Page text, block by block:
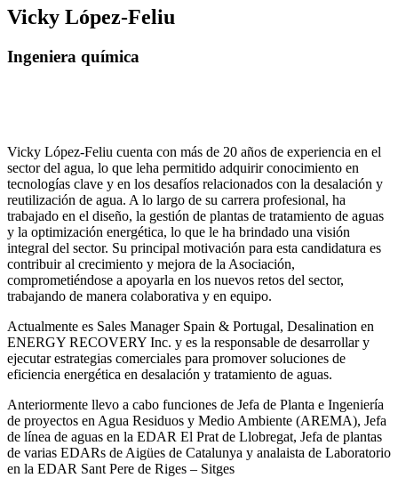
Vicky López-Feliu
Ingeniera química
Vicky López-Feliu cuenta con más de 20 años de experiencia en el
sector del agua, lo que leha permitido adquirir conocimiento en
tecnologías clave y en los desafíos relacionados con la desalación y
reutilización de agua. A lo largo de su carrera profesional, ha
trabajado en el diseño, la gestión de plantas de tratamiento de aguas
y la optimización energética, lo que le ha brindado una visión
integral del sector. Su principal motivación para esta candidatura es
contribuir al crecimiento y mejora de la Asociación,
comprometiéndose a apoyarla en los nuevos retos del sector,
trabajando de manera colaborativa y en equipo.
Actualmente es Sales Manager Spain & Portugal, Desalination en
ENERGY RECOVERY Inc. y es la responsable de desarrollar y
ejecutar estrategias comerciales para promover soluciones de
eficiencia energética en desalación y tratamiento de aguas.
Anteriormente llevo a cabo funciones de Jefa de Planta e Ingeniería
de proyectos en Agua Residuos y Medio Ambiente (AREMA), Jefa
de línea de aguas en la EDAR El Prat de Llobregat, Jefa de plantas
de varias EDARs de Aigües de Catalunya y analaista de Laboratorio
en la EDAR Sant Pere de Riges – Sitges